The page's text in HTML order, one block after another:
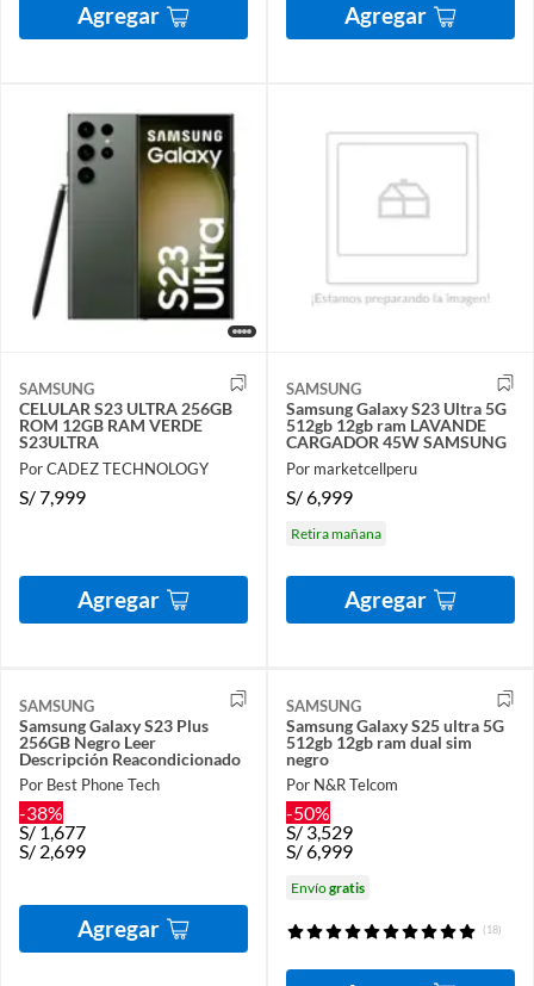
Agregar Agregar
SAMSUNG
CELULAR S23 ULTRA 256GB
ROM 12GB RAM VERDE
S23ULTRA
Por CADEZ TECHNOLOGY
S/7,999
Agregar
SAMSUNG
Samsung Galaxy S23 Ultra 5G
512gb 12gb ram LAVANDE
CARGADOR 45W SAMSUNG
Por marketcellperu
S/6,999
Retira mañana
Agregar
SAMSUNG
Samsung Galaxy S23 Plus
256GB Negro Leer
Descripción Reacondicionado
Por Best Phone Tech
-38%
S/1,677
S/ 2,699
Agregar
SAMSUNG
Samsung Galaxy S25 ultra 5G
512gb 12gb ram dual sim
negro
Por N&R Telcom
-50%
S/3,529
S/6,999
Envíogratis
(18)